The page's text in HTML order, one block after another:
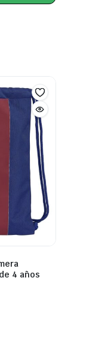
4 años